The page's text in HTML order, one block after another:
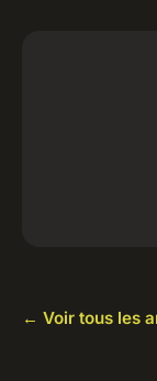
← Voir tous les